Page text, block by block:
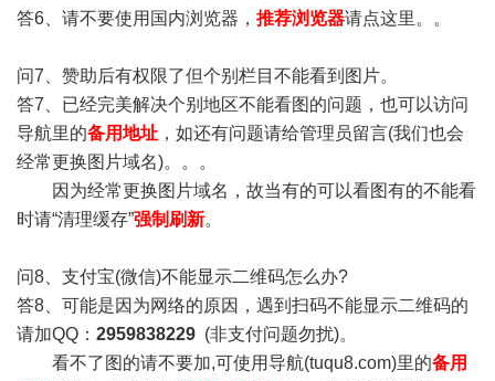
答6、请不要使用国内浏览器， 推荐浏览器请点这里。。
问7、赞助后有权限了但个别栏目不能看到图片。
答7、已经完美解决个别地区不能看图的问题，也可以访问
导航里的备用地址 ，如还有问题请给管理员留言(我们也会
经常更换图片域名)。。。
因为经常更换图片域名，故当有的可以看图有的不能看
时请“清理缓存”强制刷新。
问8、支付宝(微信)不能显示二维码怎么办?
答8、可能是因为网络的原因，遇到扫码不能显示二维码的
请加QQ： 2959838229 (非支付问题勿扰)。
看不了图的请不要加,可使用导航(tuqu8.com)里的备用